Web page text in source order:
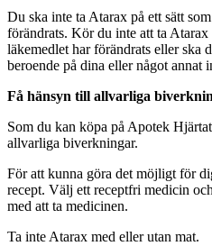
Du ska inte ta Atarax på ett sätt
förändrats. Kör du inte att ta Atarax
läkemedlet har förändrats eller ska
beroende på dina eller något annat
Få hänsyn till allvarliga
Som du kan köpa på Apotek
allvarliga biverkningar.
För att kunna göra det möjligt för
recept. Välj ett receptfri medicin
med att ta medicinen.
Ta inte Atarax med eller utan mat.